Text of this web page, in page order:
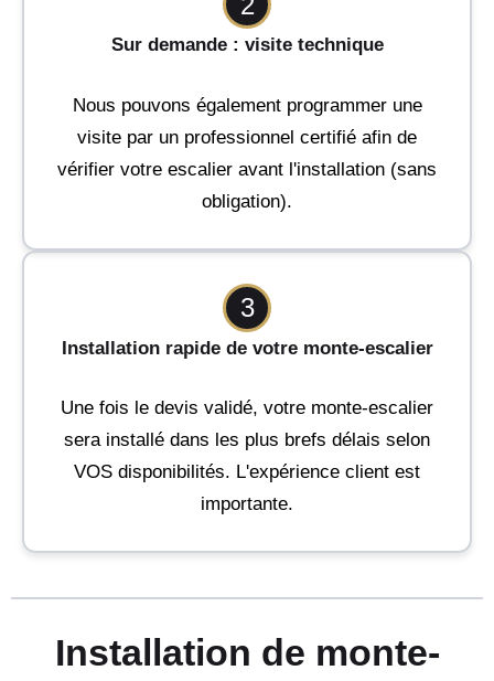
Sur demande : visite technique
Nous pouvons également programmer une
visite par un professionnel certifié afin de
vérifier votre escalier avant l'installation (sans
obligation).
3
Installation rapide de votre monte-escalier
Une fois le devis validé, votre monte-escalier
sera installé dans les plus brefs délais selon
VOS disponibilités. L'expérience client est
importante.
Installation de monte-